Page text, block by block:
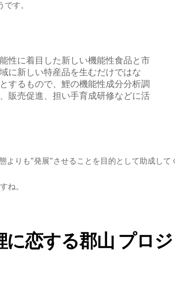
す。
性に着目した新しい機能性食品と市
に新しい特産品を生むだけではな
するもので、鯉の機能性成分分析調
販売促進、担い手育成研修などに活
よりも”発展”させることを目的として助成して
ね。
に恋する郡山 プロジ